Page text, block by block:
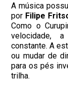
A música
por Filipe
Como o
velocidade,
constante. A
ou mudar de
para os pés
trilha.